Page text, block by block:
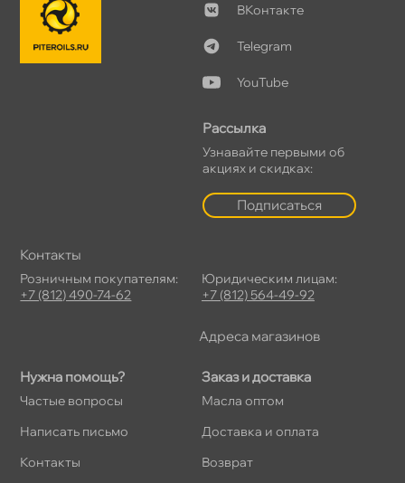
Нужна помощь?
Частые вопросы
Написать письмо
Контакты
Заказ и доставка
Масла оптом
Доставка и оплата
озврат
Контакте
Telegram
YouTube
Рассылка
Узнавайте первыми о
акциях и скидках:
Подписаться
Контакты
Розничным покупателям:
+7 (812) 490-74-62
Юридическим лицам:
+7 (812) 564-49-92
Адреса магазино